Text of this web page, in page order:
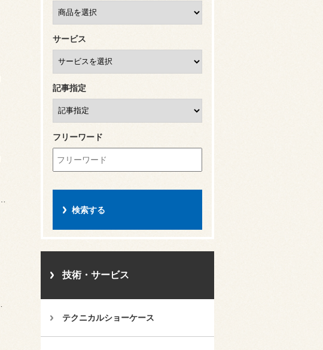
サービス
記事指定
フリーワード
技術・サービス
テクニカルショーケース